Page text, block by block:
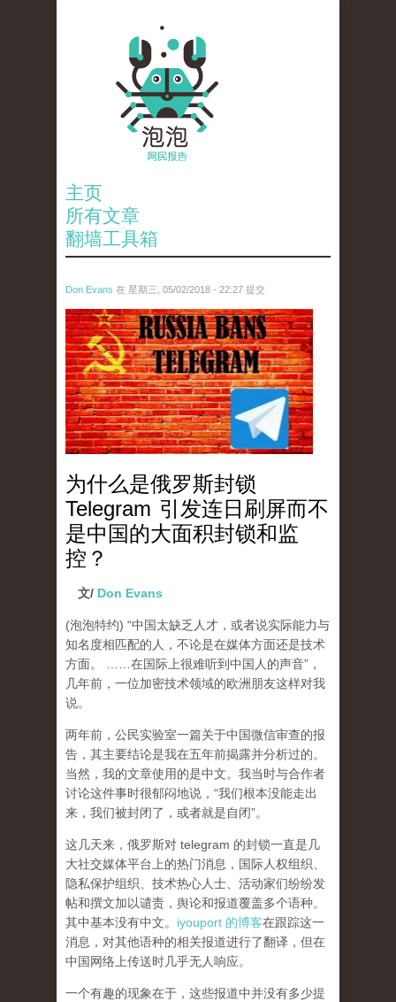
主页
所有文章
翻墙工具箱
Don Evans 在 星期三, 05/02/2018 - 22:27 提交
tou_.jpeg
为什么是俄罗斯封锁
Telegram 引发连日刷屏而不
是中国的大面积封锁和监
控？
文/ Don Evans
(泡泡特约) “中国太缺乏人才，或者说实际能力与
知名度相匹配的人，不论是在媒体方面还是技术
方面。 ……在国际上很难听到中国人的声音”，
几年前，一位加密技术领域的欧洲朋友这样对我
说。
两年前，公民实验室一篇关于中国微信审查的报
告，其主要结论是我在五年前揭露并分析过的。
当然，我的文章使用的是中文。我当时与合作者
讨论这件事时很郁闷地说，“我们根本没能走出
来，我们被封闭了，或者就是自闭”。
这几天来，俄罗斯对 telegram 的封锁一直是几
大社交媒体平台上的热门消息，国际人权组织、
隐私保护组织、技术热心人士、活动家们纷纷发
帖和撰文加以谴责，舆论和报道覆盖多个语种。
其中基本没有中文。 iyouport 的博客在跟踪这一
消息，对其他语种的相关报道进行了翻译，但在
中国网络上传送时几乎无人响应。
一个有趣的现象在于，这些报道中并没有多少提